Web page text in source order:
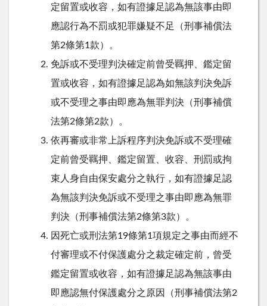
定留置或收容，如有證據足認為無該事由即
應認行為不罰或犯罪嫌疑不足（刑事補償法
第2條第1款）。
免訴或不受理判決確定前曾受羈押、鑑定留
置或收容，如有證據足認為如無該判決免訴
或不受理之事由即應為無罪判決（刑事補償
法第2條第2款）。
依再審或非常上訴程序判決免訴或不受理確
定前曾受羈押、鑑定留置、收容、刑罰或拘
束人身自由保安處分之執行，如有證據足認
為無該判決免訴或不受理之事由即應為無罪
判決（刑事補償法第2條第3款）。
因死亡或刑法第19條第1項規定之事由而經不
付審理或不付保護處分之裁定確定前，曾受
鑑定留置或收容，如有證據足認為無該事由
即應認無付保護處分之原因（刑事補償法第2